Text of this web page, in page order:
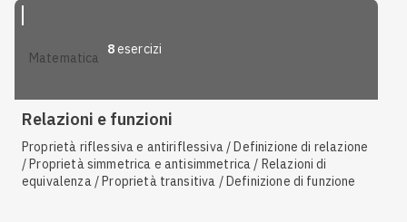
matematica
8esercizi
Relazioni e funzioni
Proprietà riflessiva e antiriflessiva / Definizione di relazione
/ Proprietà simmetrica e antisimmetrica / Relazioni di
equivalenza / Proprietà transitiva / Definizione di funzione